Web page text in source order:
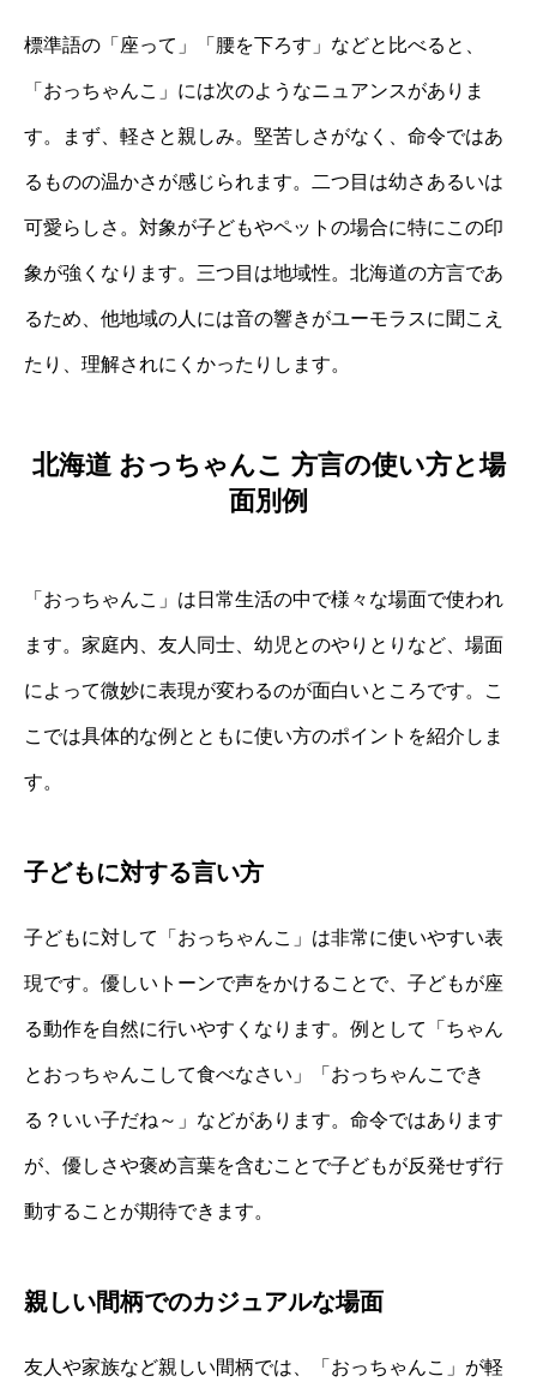
標準語の「座って」「腰を下ろす」などと比べると、
「おっちゃんこ」には次のようなニュアンスがありま
す。まず、軽さと親しみ。堅苦しさがなく、命令ではあ
るものの温かさが感じられます。二つ目は幼さあるいは
可愛らしさ。対象が子どもやペットの場合に特にこの印
象が強くなります。三つ目は地域性。北海道の方言であ
るため、他地域の人には音の響きがユーモラスに聞こえ
たり、理解されにくかったりします。
北海道 おっちゃんこ 方言の使い方と場
面別例
「おっちゃんこ」は日常生活の中で様々な場面で使われ
ます。家庭内、友人同士、幼児とのやりとりなど、場面
によって微妙に表現が変わるのが面白いところです。こ
こでは具体的な例とともに使い方のポイントを紹介しま
す。
子どもに対する言い方
子どもに対して「おっちゃんこ」は非常に使いやすい表
現です。優しいトーンで声をかけることで、子どもが座
る動作を自然に行いやすくなります。例として「ちゃん
とおっちゃんこして食べなさい」「おっちゃんこでき
る？いい子だね～」などがあります。命令ではあります
が、優しさや褒め言葉を含むことで子どもが反発せず行
動することが期待できます。
親しい間柄でのカジュアルな場面
友人や家族など親しい間柄では、「おっちゃんこ」が軽